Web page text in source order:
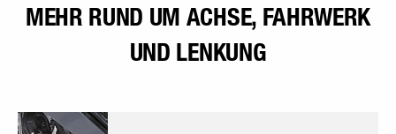
MEHR RUND UM ACHSE, FAHRWERK
UND LENKUNG